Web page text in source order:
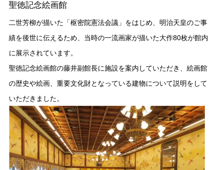
聖徳記念絵画館
二世芳柳が描いた「枢密院憲法会議」をはじめ、明治天皇のご事
績を後世に伝えるため、当時の一流画家が描いた大作80枚が館内
に展示されています。
聖徳記念絵画館の藤井副館長に施設を案内していただき、絵画館
の歴史や絵画、重要文化財となっている建物について説明をして
いただきました。